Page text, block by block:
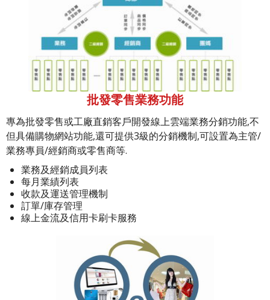
批發零售業務功能
專為批發零售或工廠直銷客戶開發線上雲端業務分銷功能,不
但具備購物網站功能,還可提供3級的分銷機制,可設置為主管/
業務專員/經銷商或零售商等.
業務及經銷成員列表
每月業績列表
收款及運送管理機制
訂單/庫存管理
線上金流及信用卡刷卡服務